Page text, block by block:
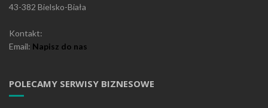
43-382 Bielsko-Biała
Kontakt:
Email: Napisz do nas
POLECAMY SERWISY BIZNESOWE